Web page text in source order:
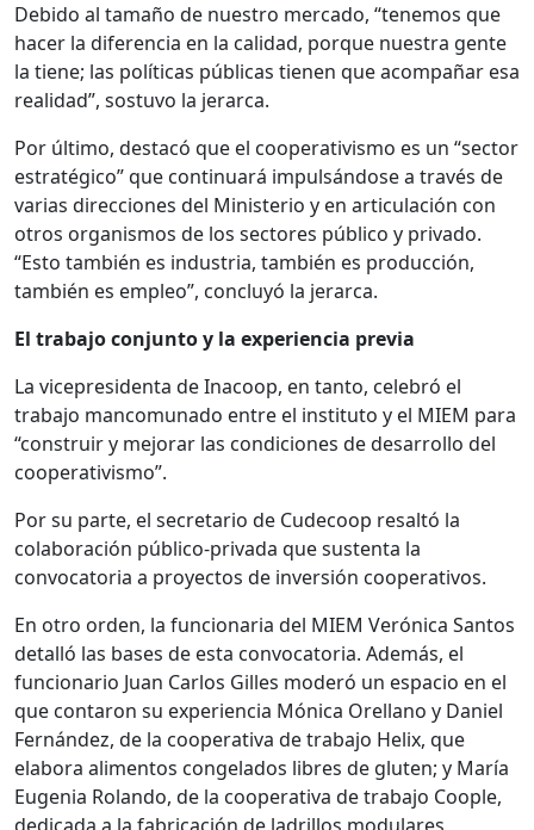
Debido al tamaño de nuestro mercado, “tenemos que
hacer la diferencia en la calidad, porque nuestra gente
la tiene; las políticas públicas tienen que acompañar esa
realidad”, sostuvo la jerarca.
Por último, destacó que el cooperativismo es un “sector
estratégico” que continuará impulsándose a través de
varias direcciones del Ministerio y en articulación con
otros organismos de los sectores público y privado.
“Esto también es industria, también es producción,
también es empleo”, concluyó la jerarca.
El trabajo conjunto y la experiencia previa
La vicepresidenta de Inacoop, en tanto, celebró el
trabajo mancomunado entre el instituto y el MIEM para
“construir y mejorar las condiciones de desarrollo del
cooperativismo”.
Por su parte, el secretario de Cudecoop resaltó la
colaboración público-privada que sustenta la
convocatoria a proyectos de inversión cooperativos.
En otro orden, la funcionaria del MIEM Verónica Santos
detalló las bases de esta convocatoria. Además, el
funcionario Juan Carlos Gilles moderó un espacio en el
que contaron su experiencia Mónica Orellano y Daniel
Fernández, de la cooperativa de trabajo Helix, que
elabora alimentos congelados libres de gluten; y María
Eugenia Rolando, de la cooperativa de trabajo Coople,